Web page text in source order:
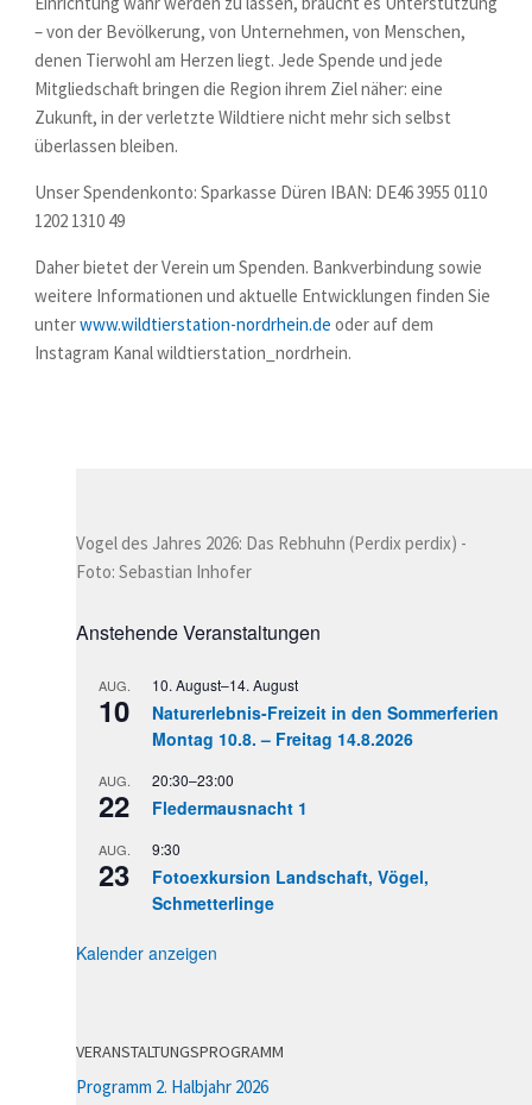
– von der Bevölkerung, von Unternehmen, von Menschen,
denen Tierwohl am Herzen liegt. Jede Spende und jede
Mitgliedschaft bringen die Region ihrem Ziel näher: eine
Zukunft, in der verletzte Wildtiere nicht mehr sich selbst
überlassen bleiben.
Unser Spendenkonto: Sparkasse Düren IBAN: DE46 3955 0110
1202 1310 49
Daher bietet der Verein um Spenden. Bankverbindung sowie
weitere Informationen und aktuelle Entwicklungen finden Sie
unterwww.wildtierstation-nordrhein.de oder auf dem
Instagram Kanal wildtierstation_nordrhein.
Vogel des Jahres 2026: Das Rebhuhn (Perdix perdix) -
Foto: Sebastian Inhofer
Anstehende Veranstaltungen
AUG.
10
10. August–14. August
Naturerlebnis-Freizeit in den Sommerferien
Montag 10.8. – Freitag 14.8.2026
AUG.
22
20:30–23:00
Fledermausnacht 1
AUG.
23
9:30
Fotoexkursion Landschaft, Vögel,
Schmetterlinge
Kalender anzeigen
VERANSTALTUNGSPROGRAMM
Programm 2. Halbjahr 2026